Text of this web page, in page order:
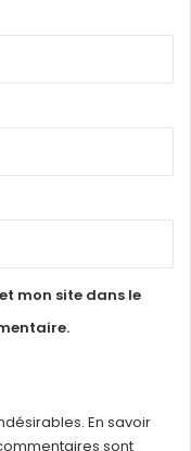
mon site dans le
En savoir
sont